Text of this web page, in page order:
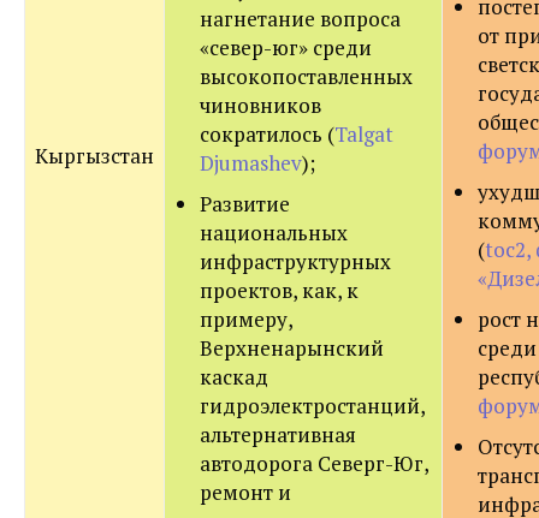
Кыргызстан
нагнетание вопроса
«север-юг» среди
высокопоставленных
чиновников
сократилось (Talgat
Djumashev);
Развитие
национальных
инфраструктурных
проектов, как, к
примеру,
Верхненарынский
каскад
гидроэлектростанций,
альтернативная
автодорога Северг-Юг,
ремонт и
от
(toc2,
рост